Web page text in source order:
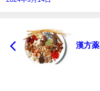
漢方薬